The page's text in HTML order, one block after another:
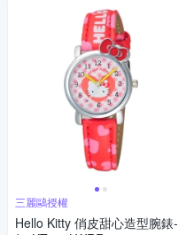
三麗鷗授權
Hello Kitty 俏皮甜心造型腕錶-